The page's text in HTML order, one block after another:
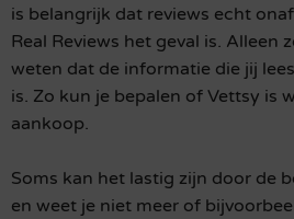
is belangrijk dat reviews echt
Real Reviews het geval is. Alleen
weten dat de informatie die jij
is. Zo kun je bepalen of Vettsy is
aankoop.
Soms kan het lastig zijn door de
en weet je niet meer of